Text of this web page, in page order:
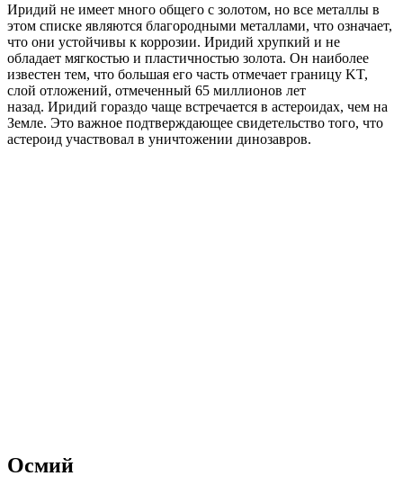
Иридий не имеет много общего с золотом, но все металлы в
этом списке являются благородными металлами, что означает,
что они устойчивы к коррозии. Иридий хрупкий и не
обладает мягкостью и пластичностью золота. Он наиболее
известен тем, что большая его часть отмечает границу KT,
слой отложений, отмеченный 65 миллионов лет
назад. Иридий гораздо чаще встречается в астероидах, чем на
Земле. Это важное подтверждающее свидетельство того, что
астероид участвовал в уничтожении динозавров.
Осмий